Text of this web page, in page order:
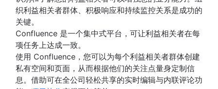
织利益相关者群体、积极响应和持续监控关系是成功的
关键。
Confluence 是一个集中式平台，可让利益相关者在每
项任务上达成一致。
使用 Confluence，您可以为每个利益相关者群体创建
私有空间和页面，从而根据他们的关注点量身定制信
息。借助可在全公司轻松共享的实时编辑与内联评论功